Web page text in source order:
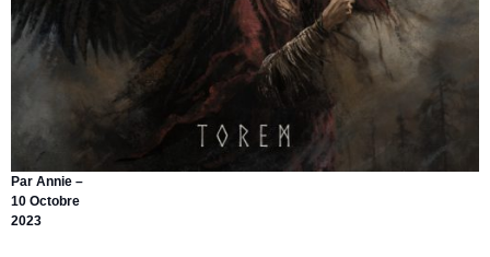
Par Annie –
10 Octobre
2023